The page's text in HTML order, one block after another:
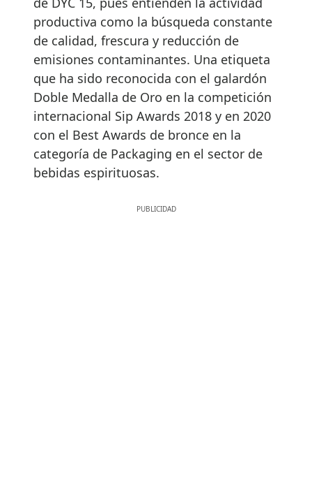
productiva como la búsqueda constante
de calidad, frescura y reducción de
emisiones contaminantes. Una etiqueta
que ha sido reconocida con el galardón
Doble Medalla de Oro en la competición
internacional Sip Awards 2018 y en 2020
con el Best Awards de bronce en la
categoría de Packaging en el sector de
bebidas espirituosas.